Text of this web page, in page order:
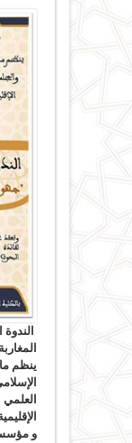
ينظم
العلمي
و